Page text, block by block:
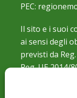
PEC:
Il sito e i suoi
ai sensi degli
previsti da
Reg. UE 2014/